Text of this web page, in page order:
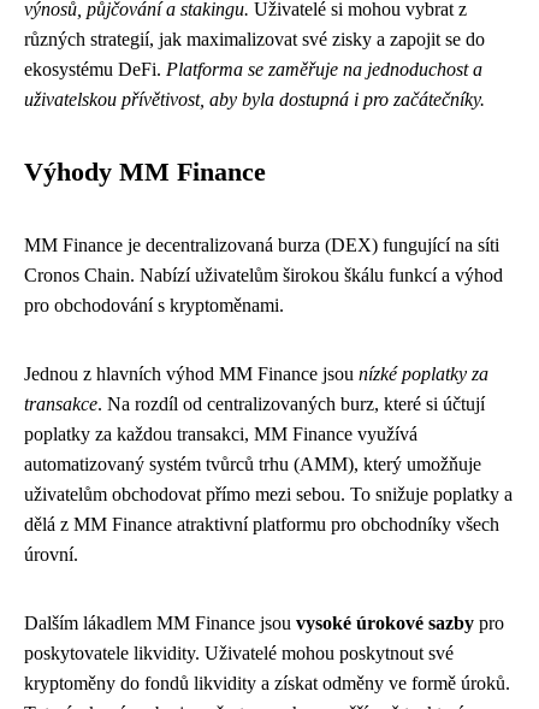
výnosů, půjčování a stakingu. Uživatelé si mohou vybrat z
různých strategií, jak maximalizovat své zisky a zapojit se do
ekosystému DeFi. Platforma se zaměřuje na jednoduchost a
uživatelskou přívětivost, aby byla dostupná i pro začátečníky.
Výhody MM Finance
MM Finance je decentralizovaná burza (DEX) fungující na síti
Cronos Chain. Nabízí uživatelům širokou škálu funkcí a výhod
pro obchodování s kryptoměnami.
Jednou z hlavních výhod MM Finance jsou nízké poplatky za
transakce. Na rozdíl od centralizovaných burz, které si účtují
poplatky za každou transakci, MM Finance využívá
automatizovaný systém tvůrců trhu (AMM), který umožňuje
uživatelům obchodovat přímo mezi sebou. To snižuje poplatky a
dělá z MM Finance atraktivní platformu pro obchodníky všech
úrovní.
Dalším lákadlem MM Finance jsou vysoké úrokové sazby pro
poskytovatele likvidity. Uživatelé mohou poskytnout své
kryptoměny do fondů likvidity a získat odměny ve formě úroků.